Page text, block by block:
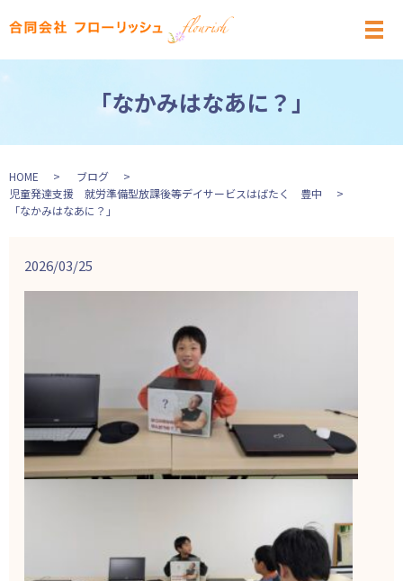
メ
「なかみはなあに？」
HOME
ブログ
児童発達支援 就労準備型放課後等デイサービスはばたく 豊中
「なかみはなあに？」
2026/03/25